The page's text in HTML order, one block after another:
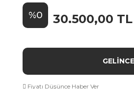
%0 30.500,00 TL
Fiyatı Düşünce Haber Ver